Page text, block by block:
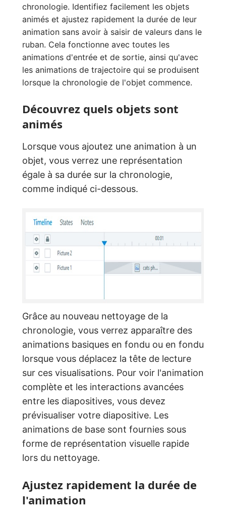
chronologie. Identifiez facilement les objets
animés et ajustez rapidement la durée de leur
animation sans avoir à saisir de valeurs dans le
ruban. Cela fonctionne avec toutes les
animations d'entrée et de sortie, ainsi qu'avec
les animations de trajectoire qui se produisent
lorsque la chronologie de l'objet commence.
Découvrez quels objets sont
animés
Lorsque vous ajoutez une animation à un
objet, vous verrez une représentation
égale à sa durée sur la chronologie,
comme indiqué ci-dessous.
Grâce au nouveau nettoyage de la
chronologie, vous verrez apparaître des
animations basiques en fondu ou en fondu
lorsque vous déplacez la tête de lecture
sur ces visualisations. Pour voir l'animation
complète et les interactions avancées
entre les diapositives, vous devez
prévisualiser votre diapositive. Les
animations de base sont fournies sous
forme de représentation visuelle rapide
lors du nettoyage.
Ajustez rapidement la durée de
l'animation